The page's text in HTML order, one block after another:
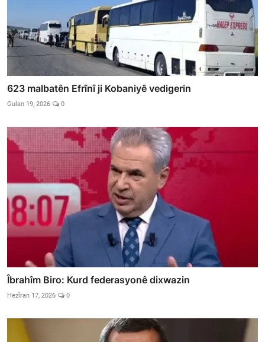
623 malbatên Efrînî ji Kobaniyê vedigerin
Gulan 19, 2026 0
Îbrahîm Biro: Kurd federasyonê dixwazin
Hezîran 17, 2026 0